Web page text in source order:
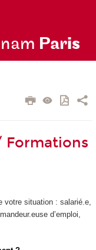
Paris
Formations
votre situation : salarié.e,
d’emploi,